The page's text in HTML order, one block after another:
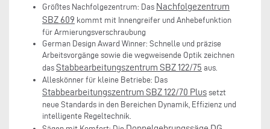
Größtes Nachfolgezentrum: Das Nachfolgezentrum
SBZ 609 kommt mit Innengreifer und Anhebefunktion
für Armierungsverschraubung
German Design Award Winner: Schnelle und präzise
Arbeitsvorgänge sowie die wegweisende Optik zeichnen
das Stabbearbeitungszentrum SBZ 122/75 aus.
Alleskönner für kleine Betriebe: Das
Stabbearbeitungszentrum SBZ 122/70 Plus setzt
neue Standards in den Bereichen Dynamik, Effizienz und
intelligente Regeltechnik.